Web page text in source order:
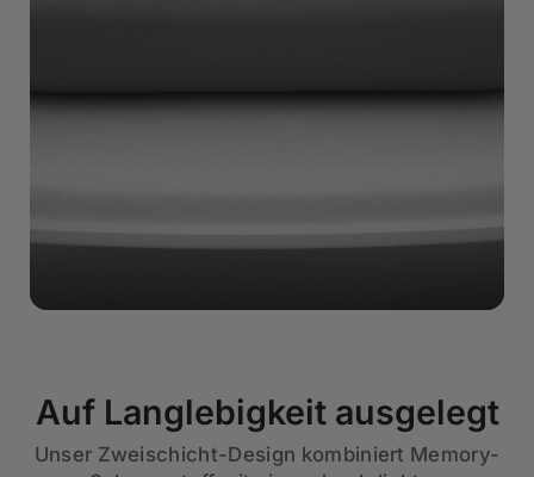
Auf Langlebigkeit ausgelegt
Unser Zweischicht-Design kombiniert Memory-